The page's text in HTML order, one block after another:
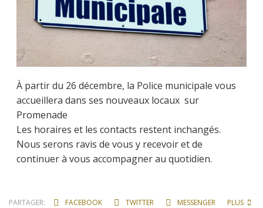
À partir du 26 décembre, la Police municipale vous
accueillera dans ses nouveaux locaux sur
Promenade
Les horaires et les contacts restent inchangés.
Nous serons ravis de vous y recevoir et de
continuer à vous accompagner au quotidien.
PARTAGER: FACEBOOK TWITTER MESSENGER PLUS